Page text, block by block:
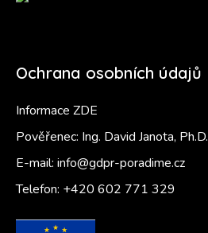
Ochrana osobních údajů
Informace ZDE
Pověřenec: Ing. David Janota, Ph.D.
E-mail: info@gdpr-poradime.cz
Telefon: +420 602 771 329